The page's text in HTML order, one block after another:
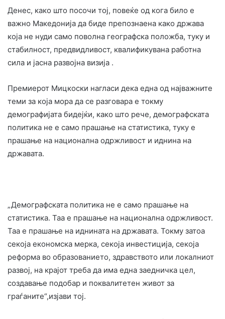
Денес, како што посочи тој, повеќе од кога било е
важно Македонија да биде препознаена како држава
која не нуди само поволна географска положба, туку и
стабилност, предвидливост, квалификувана работна
сила и јасна развојна визија .
Премиерот Мицкоски нагласи дека една од најважните
теми за која мора да се разговара е токму
демографијата бидејќи, како што рече, демографската
политика не е само прашање на статистика, туку е
прашање на национална одржливост и иднина на
државата.
„Демографската политика не е само прашање на
статистика. Таа е прашање на национална одржливост.
Таа е прашање на иднината на државата. Токму затоа
секоја економска мерка, секоја инвестиција, секоја
реформа во образованието, здравството или локалниот
развој, на крајот треба да има една заедничка цел,
создавање подобар и поквалитетен живот за
граѓаните“,изјави тој.